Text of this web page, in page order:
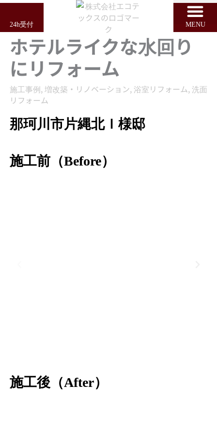
内
24h受付 MENU
ホテルライクな水回り
にリフォーム
施工事例,増改築・リノベーション,浴室リフォーム,洗面
リフォーム
那珂川市片縄北Ｉ様邸
施工前（Before）
施工後（After）